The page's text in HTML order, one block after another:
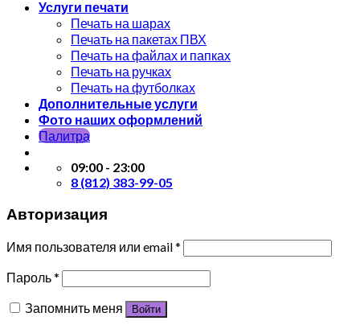
Услуги печати
Печать на шарах
Печать на пакетах ПВХ
Печать на файлах и папках
Печать на ручках
Печать на футболках
Дополнительные услуги
Фото наших оформлений
Палитра
09:00 - 23:00
8 (812) 383-99-05
Авторизация
Имя пользователя или email*
Пароль*
Запомнить меня
Войти